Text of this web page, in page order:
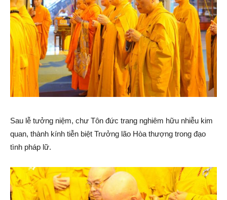
Sau lễ tưởng niệm, chư Tôn đức trang nghiêm hữu nhiễu kim
quan, thành kính tiễn biệt Trưởng lão Hòa thượng trong đạo
tình pháp lữ.